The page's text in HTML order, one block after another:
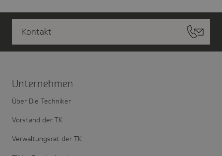
Kontakt
Unter­nehmen
Über Die Techniker
Vorstand der TK
Verwaltungsrat der TK